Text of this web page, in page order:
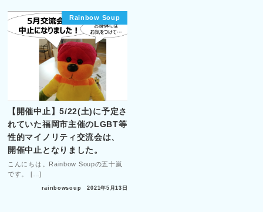
Rainbow Soup
【開催中止】5/22(土)に予定さ
れていた福岡市主催のLGBT等
性的マイノリティ交流会は、
開催中止となりました。
こんにちは。Rainbow Soupの五十嵐
です。 […]
rainbowsoup 2021年5月13日